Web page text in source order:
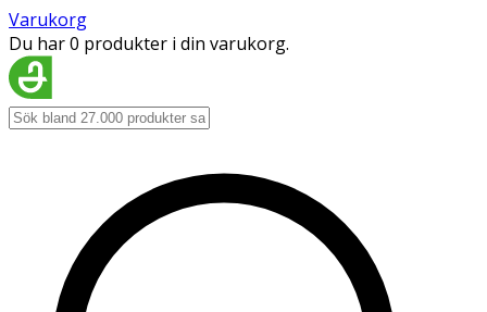
Varukorg
Du har 0 produkter i din varukorg.